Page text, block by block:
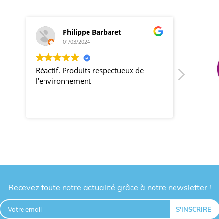
NOS FRIANDISES PERSONNALISÉES
la qualité des produits proposés tels que les
Philippe Barbaret
01/03/2024
Réactif. Produits respectueux de
l'environnement
Recevez toute notre actualité grâce à notre newsletter !